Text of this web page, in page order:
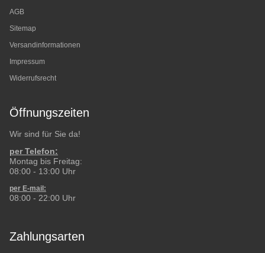
AGB
Sitemap
Versandinformationen
Impressum
Widerrufsrecht
Öffnungszeiten
Wir sind für Sie da!
per Telefon:
Montag bis Freitag:
08:00 - 13:00 Uhr
per E-mail:
08:00 - 22:00 Uhr
Zahlungsarten